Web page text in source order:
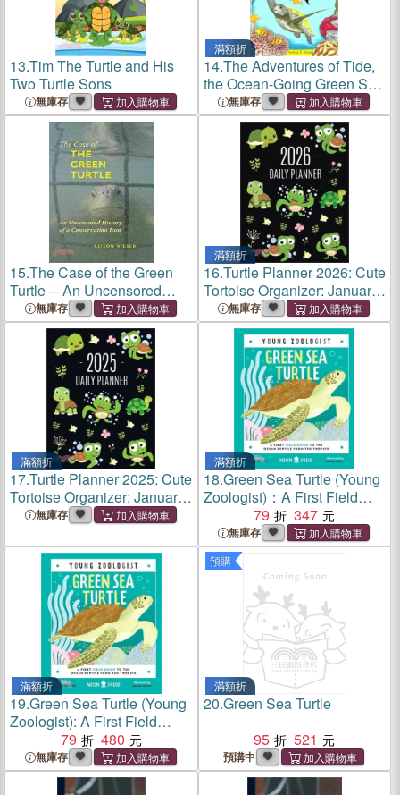
13.Tim The Turtle and His
Two Turtle Sons
無庫存
滿額折
14.The Adventures of Tide,
the Ocean-Going Green Sea
Turtle無庫存
15.The Case of the Green
Turtle ─ An Uncensored
History of a Conservation
Icon
無庫存
滿額折
16.Turtle Planner 2026: Cute
Tortoise Organizer: January-
December (12 Months)
Beautiful Agenda With
Green Reptile Animal,
Butterflies & Flowers
無庫存
滿額折
17.Turtle Planner 2025: Cute
Tortoise Organizer: January-
December (12 Months)
Green Reptile Animal,
Butterflies & Flower
無庫存
滿額折
18.Green Sea Turtle (Young
Zoologist)：A First Field
Guide to the Ocean Reptile
from the Tropics
79 347
無庫存
滿額折
19.Green Sea Turtle (Young
Zoologist): A First Field
Guide to the Ocean Reptile
from the Tropics
79 480
無庫存
預購
滿額折
20.Green Sea Turtle
95
521
預購中